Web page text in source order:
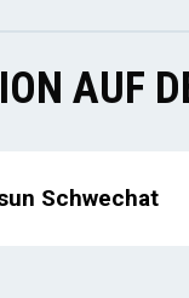
AUF
Schwechat